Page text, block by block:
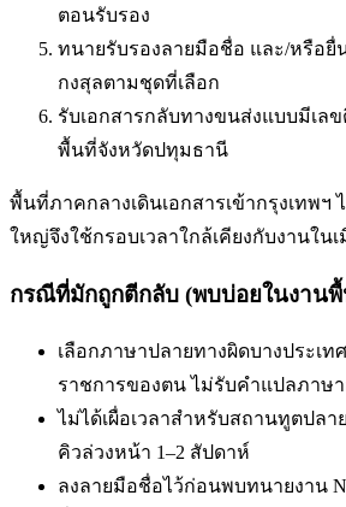
ตอนรับรอง
ทนายรับรองลายมือชื่อ และ/หรือ
กงสุลตามชุดที่เลือก
รับเอกสารกลับทางขนส่งแบบมีเล
พื้นที่จังหวัดปทุมธานี
พื้นที่ภาคกลางเดินเอกสารเข้ากรุงเทพฯ
ใหญ่จึงใช้กรอบเวลาใกล้เคียงกับงานในเ
กรณีที่มักถูกตีกลับ (พบบ่อยในงาน
เลือกภาษาปลายทางผิดบางประเท
ราชการของตน ไม่รับคำแปลภาษ
ไม่ได้เผื่อเวลาสำหรับสถานทูตปลา
คิวล่วงหน้า 1–2 สัปดาห์
ลงลายมือชื่อไว้ก่อนพบทนายงาน